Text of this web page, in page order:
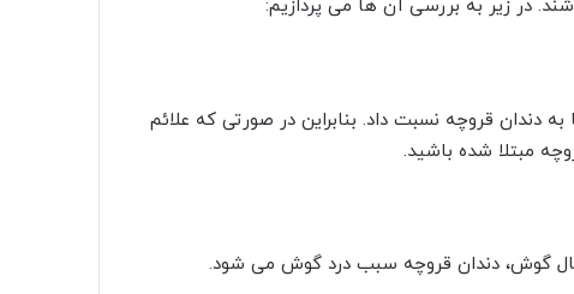
در زیر به بررسی آن ها می پردازیم:
دندان قروچه نسبت داد. بنابراین در صورتی که علائم
مبتلا شده باشید.
گوش، دندان قروچه سبب درد گوش می شود.